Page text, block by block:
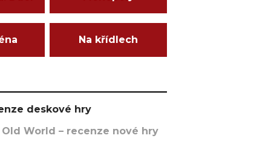
Na křídlech
deskové hry
World – recenze nové hry